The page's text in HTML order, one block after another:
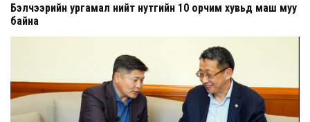
Бэлчээрийн ургамал нийт нутгийн 10 орчим хувьд маш муу
байна